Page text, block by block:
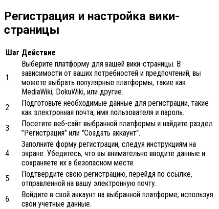
Регистрация и настройка вики-
страницы
Шаг Действие
1.
Выберите платформу для вашей вики-страницы. В
зависимости от ваших потребностей и предпочтений, вы
можете выбрать популярные платформы, такие как
MediaWiki, DokuWiki, или другие.
2.
Подготовьте необходимые данные для регистрации, такие
как электронная почта, имя пользователя и пароль.
3.
Посетите веб-сайт выбранной платформы и найдите раздел
"Регистрация" или "Создать аккаунт".
4.
Заполните форму регистрации, следуя инструкциям на
экране. Убедитесь, что вы внимательно вводите данные и
сохраняете их в безопасном месте.
5.
Подтвердите свою регистрацию, перейдя по ссылке,
отправленной на вашу электронную почту.
6.
Войдите в свой аккаунт на выбранной платформе, используя
свои учетные данные.